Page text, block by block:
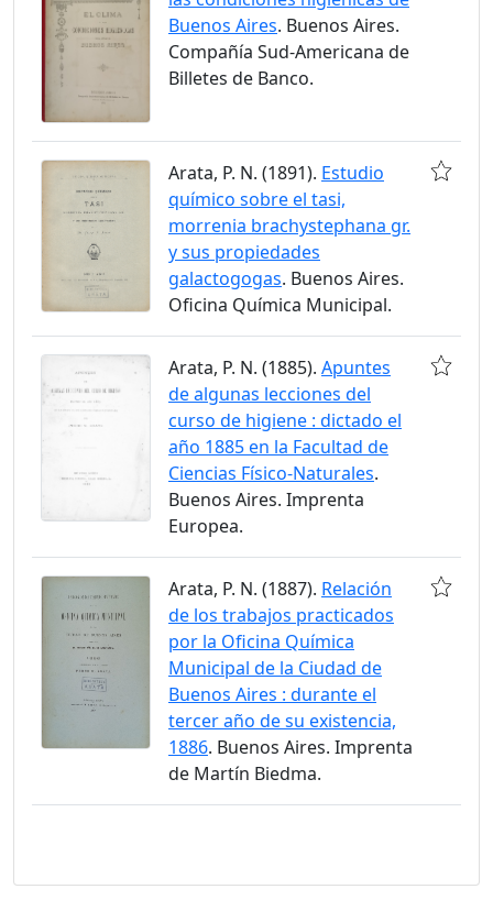
Buenos Aires. Buenos Aires.
Compañía Sud-Americana de
Billetes de Banco.
Arata, P. N. (1891). Estudio
químico sobre el tasi,
morrenia brachystephana gr.
y sus propiedades
galactogogas. Buenos Aires.
Oficina Química Municipal.
Arata, P. N. (1885). Apuntes
de algunas lecciones del
curso de higiene : dictado el
año 1885 en la Facultad de
Ciencias Físico-Naturales.
Buenos Aires. Imprenta
Europea.
Arata, P. N. (1887). Relación
de los trabajos practicados
por la Oficina Química
Municipal de la Ciudad de
Buenos Aires : durante el
tercer año de su existencia,
1886. Buenos Aires. Imprenta
de Martín Biedma.